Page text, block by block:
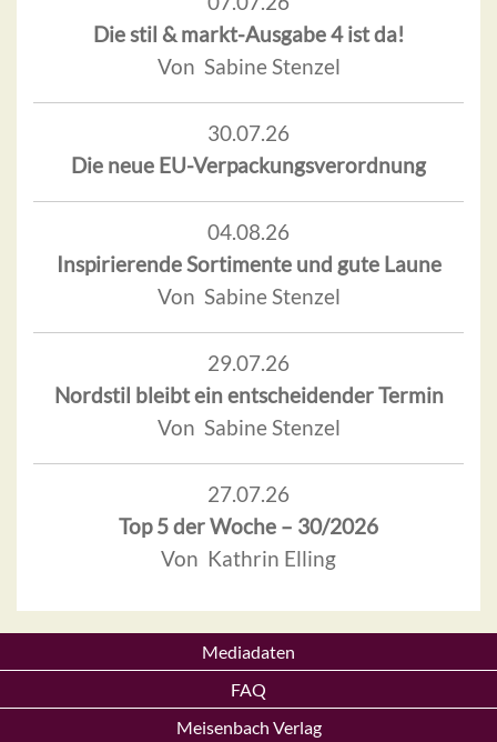
Die stil & markt-Ausgabe 4 ist da!
Von Sabine Stenzel
30.07.26
Die neue EU-Verpackungsverordnung
04.08.26
Inspirierende Sortimente und gute Laune
Von Sabine Stenzel
29.07.26
Nordstil bleibt ein entscheidender Termin
Von Sabine Stenzel
27.07.26
Top 5 der Woche – 30/2026
Von Kathrin Elling
Mediadaten
FAQ
Meisenbach Verlag